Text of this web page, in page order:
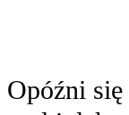
Opóźni